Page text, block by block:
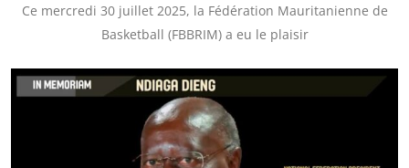
Ce mercredi 30 juillet 2025, la Fédération Mauritanienne de
Basketball (FBBRIM) a eu le plaisir